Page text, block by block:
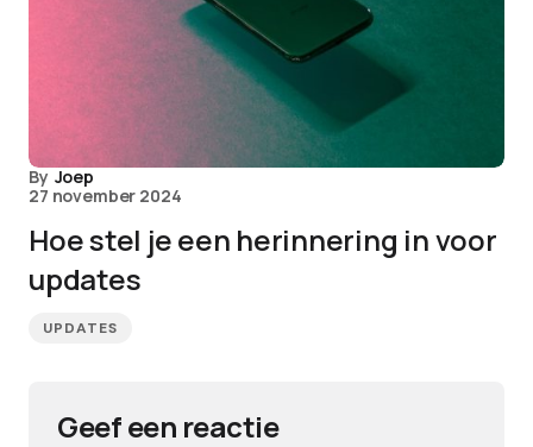
By Joep
27 november 2024
Hoe stel je een herinnering in voor
updates
UPDATES
Geef een reactie